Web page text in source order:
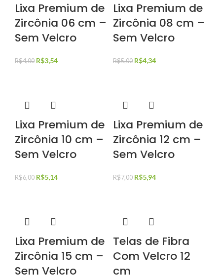
Lixa Premium de
Zircônia 06 cm –
Sem Velcro
R$4,00 R$3,54
Lixa Premium de
Zircônia 08 cm –
Sem Velcro
R$5,00 R$4,34
Lixa Premium de
Zircônia 10 cm –
Sem Velcro
R$6,00 R$5,14
Lixa Premium de
Zircônia 12 cm –
Sem Velcro
R$7,00 R$5,94
Lixa Premium de
Zircônia 15 cm –
Sem Velcro
Telas de Fibra
Com Velcro 12
cm